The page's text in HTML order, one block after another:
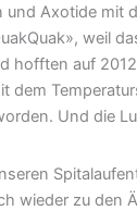
und Axotide mit
weil
hofften auf
dem
Und die
wieder zu den